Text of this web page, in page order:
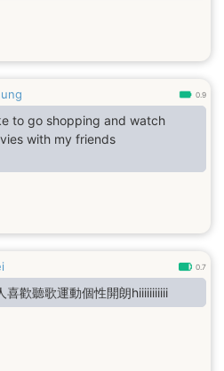
0.9
to go shopping and watch
with my friends
0.7
喜歡聽歌運動個性開朗hiiiiiiiiiii